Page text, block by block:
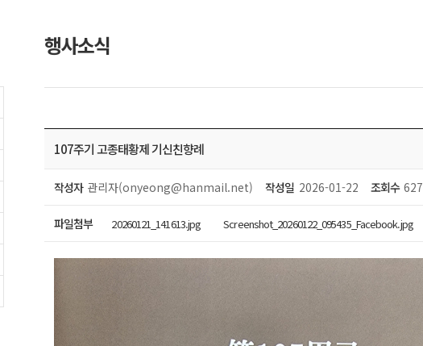
행사소식
107주기 고종태황제 기신친향례
작성자 관리자(onyeong@hanmail.net) 작성일 2026-01-22 조회수 627
파일첨부 20260121_141613.jpg Screenshot_20260122_095435_Facebook.jpg